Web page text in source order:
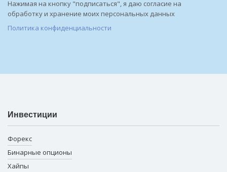
Нажимая на кнопку "подписаться", я даю согласие на
обработку и хранение моих персональных данных
Политика конфиденциальности
Инвестиции
Форекс
Бинарные опционы
Хайпы